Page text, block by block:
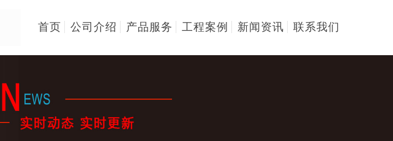
首页 公司介绍 产品服务 工程案例 新闻资讯 联系我们